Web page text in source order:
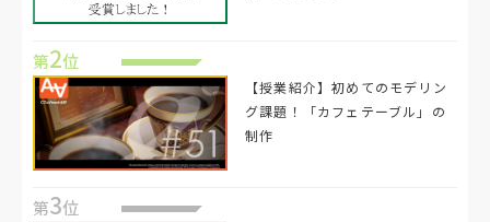
第2位
【授業紹介】初めてのモデリン
グ課題！「カフェテーブル」の
制作
第3位